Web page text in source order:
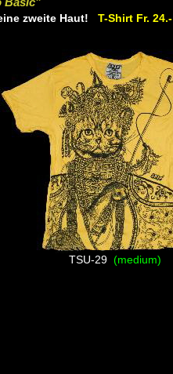
zweite Haut! T-Shirt Fr. 24.-
TSU-29 (medium)